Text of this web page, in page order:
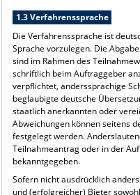
1.3 Verfahrenssprache
Die Verfahrenssprache ist
Sprache vorzulegen. Die
sind im Rahmen des
schriftlich beim Auftraggeber
verpflichtet, anderssprachige
beglaubigte deutsche
staatlich anerkannten oder
Abweichungen können seitens
festgelegt werden.
Teilnahmeantrag oder in der
bekanntgegeben.
Sofern nicht ausdrücklich
und (erfolgreicher) Bieter